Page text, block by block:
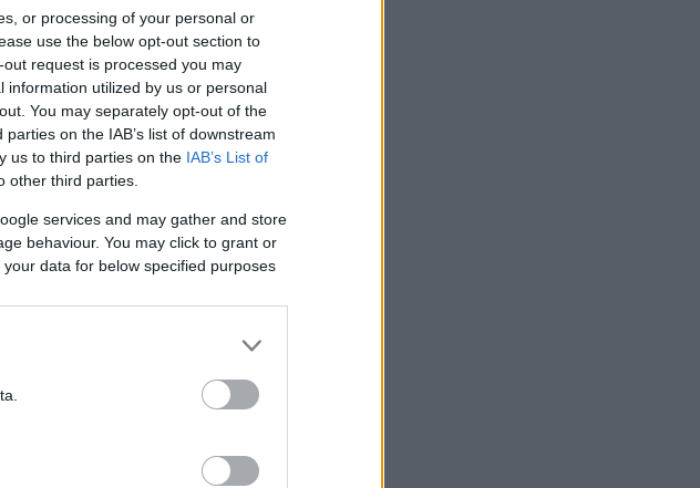
or processing of your personal or
use the below opt-out section to
request is processed you may
utilized by us or personal
You may separately opt-out of the
on the IAB’s list of downstream
us to third parties on the IAB’s List of
other third parties.
services and may gather and store
behaviour. You may click to grant or
data for below specified purposes